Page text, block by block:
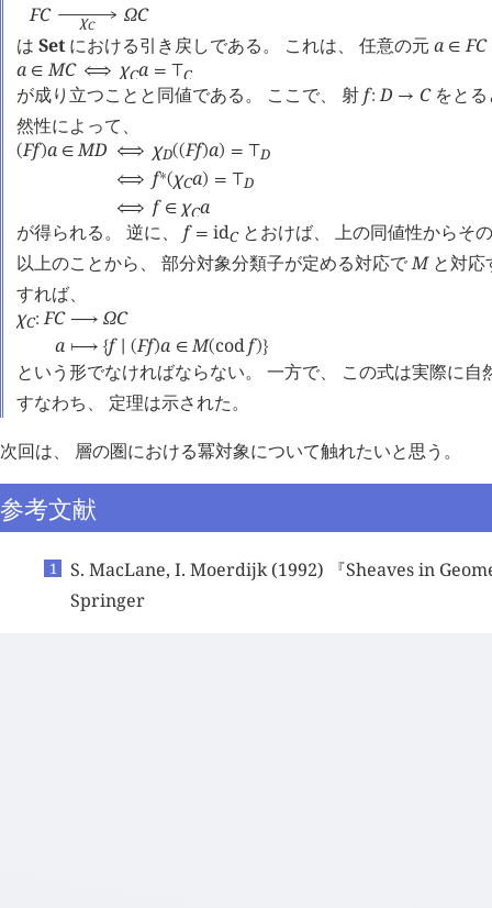
FC ΩC
χC
は Setにおける引き戻しである。 これは、 任意の元 a ∈ FC
a ∈ MC ⟺ χCa = C
が成り立つことと同値である。 ここで、 射f: D → Cをとる
然性によって、
(Ff )a ∈ MD ⟺ χD((Ff )a) = D
⟺ f∗( χCa) = D
⟺ f ∈ χCa
が得られる。 逆に、 f = idCとおけば、 上の同値性からそ
以上のことから、 部分対象分類子が定める対応でMと対応
すれば、
χC: FC ⟶ ΩC
a ⟼ {f (Ff)a ∈ M(codf)}
という形でなければならない。 一方で、 この式は実際に自
すなわち、 定理は示された。
次回は、 層の圏における冪対象について触れたいと思う。
参考文献
S. MacLane, I. Moerdijk (1992) 『Sheaves in
Springer